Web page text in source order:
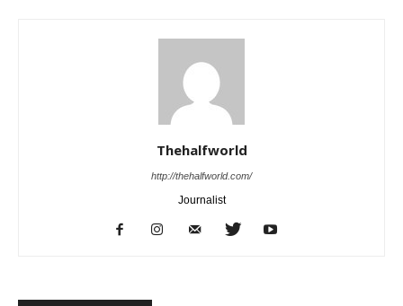
Thehalfworld
http://thehalfworld.com/
Journalist